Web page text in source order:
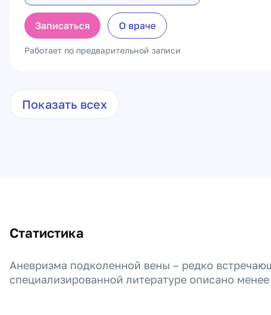
Записаться О враче
Работает по предварительной записи
Показать всех
Статистика
Аневризма подколенной вены – редко
специализированной литературе описано